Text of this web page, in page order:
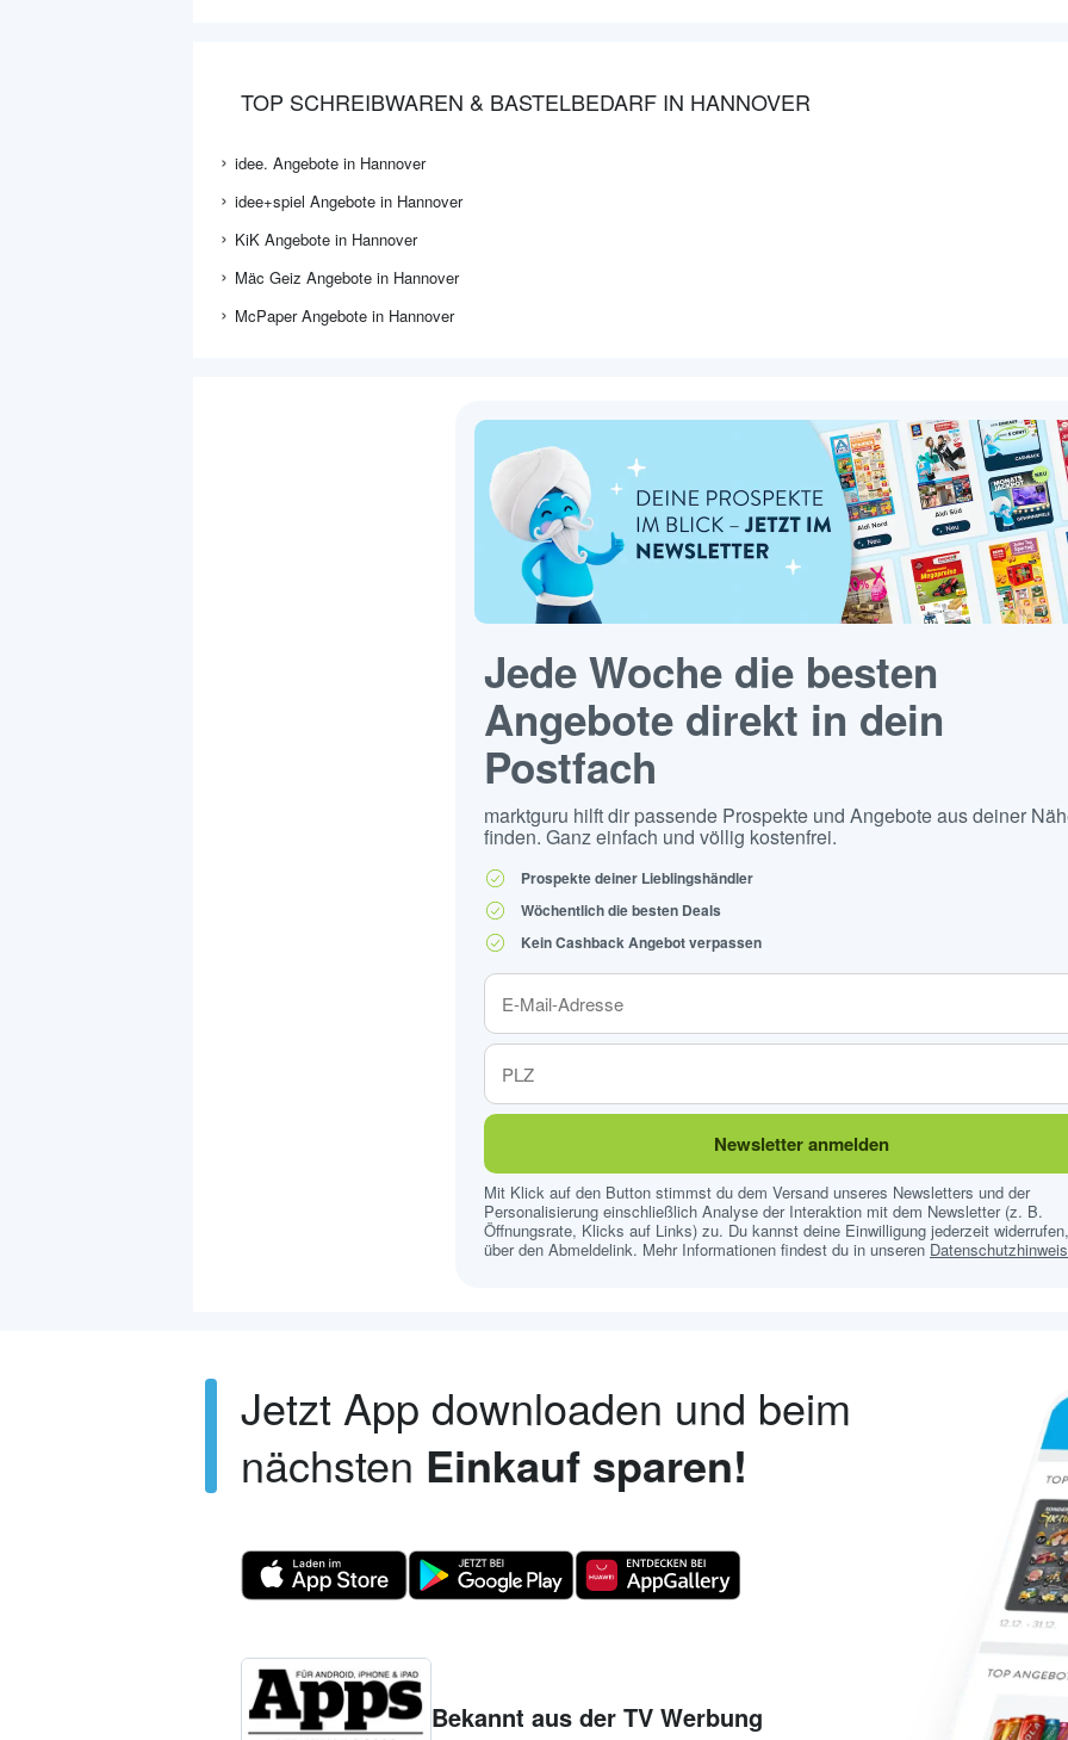
TOP SCHREIBWAREN & BASTELBEDARF IN HANNOVER
idee. Angebote in Hannover
idee+spiel Angebote in Hannover
KiK Angebote in Hannover
Mäc Geiz Angebote in Hannover
McPaper Angebote in Hannover
Jede Woche die besten
Angebote direkt in dein
Postfach
marktguru hilft dir passende Prospekte und Angebote aus deiner
finden. Ganz einfach und völlig kostenfrei.
Prospekte deiner Lieblingshändler
Wöchentlich die besten Deals
Kein Cashback Angebot verpassen
Newsletter anmelden
Mit Klick auf den Button stimmst du dem Versand unseres Newsletters und der
Personalisierung einschließlich Analyse der Interaktion mit dem Newsletter (z. B.
Öffnungsrate, Klicks auf Links) zu. Du kannst deine Einwilligung jederzeit
über den Abmeldelink. Mehr Informationen findest du in unseren
Jetzt App downloaden und beim
nächsten Einkauf sparen!
Bekannt aus der TV Werbung